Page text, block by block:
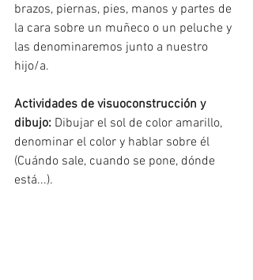
brazos, piernas, pies, manos y partes de
la cara sobre un muñeco o un peluche y
las denominaremos junto a nuestro
hijo/a.
Actividades de visuoconstrucción y
dibujo: Dibujar el sol de color amarillo,
denominar el color y hablar sobre él
(Cuándo sale, cuando se pone, dónde
está...).